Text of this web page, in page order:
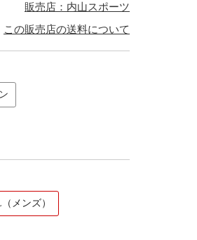
販売店：内山スポーツ
この販売店の送料について
メンズ）